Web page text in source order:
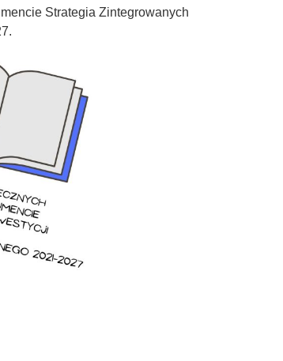
Strategia Zintegrowanych